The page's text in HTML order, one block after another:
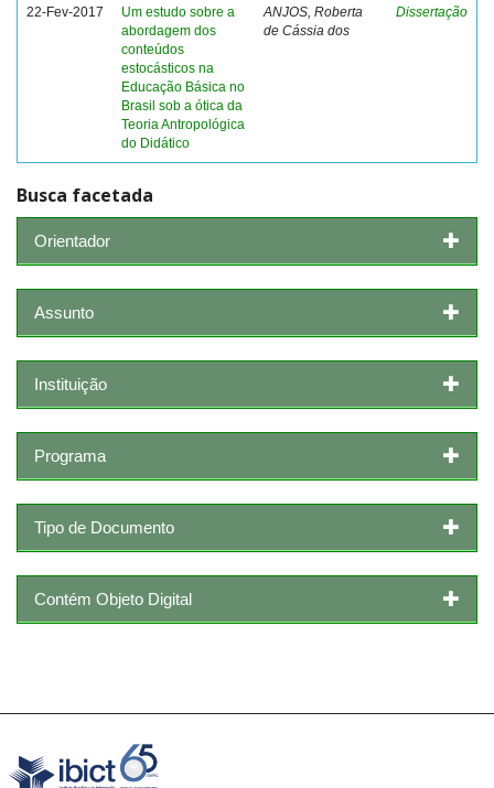
22-Fev-2017
Um estudo sobre a
abordagem dos
conteúdos
estocásticos na
Educação Básica no
Brasil sob a ótica da
Teoria Antropológica
do Didático
ANJOS, Roberta
de Cássia dos
Dissertação
Busca facetada
Orientador
Assunto
Instituição
Programa
Tipo de Documento
Contém Objeto Digital